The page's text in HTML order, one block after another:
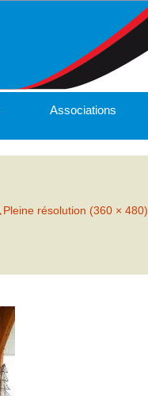
Associations
Pleine résolution (360 × 480)